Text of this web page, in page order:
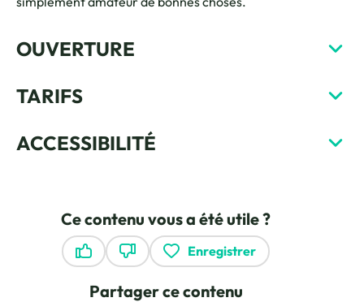
OUVERTURE
TARIFS
ACCESSIBILITÉ
Ce contenu vous a été utile ?
Enregistrer
Partager ce contenu